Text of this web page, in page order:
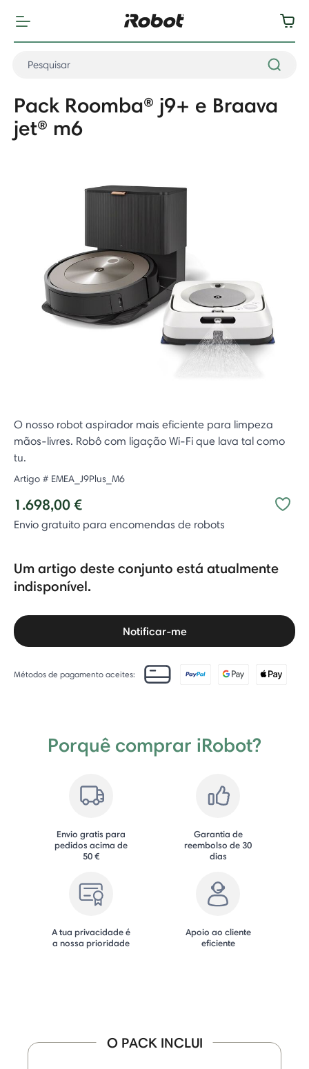
Pack Roomba® j9+ e Braava
jet® m6
O nosso robot aspirador mais eficiente para limpeza
mãos-livres. Robô com ligação Wi-Fi que lava tal como
tu.
Artigo # EMEA_J9Plus_M6
1.698,00 €
Envio gratuito para encomendas de robots
Um artigo deste conjunto está atualmente
indisponível.
Notificar-me
Métodos de pagamento aceites:
Porquê comprar iRobot?
Envio gratis para
pedidos acima de
50 €
Garantia de
reembolso de 30
dias
A tua privacidade é
a nossa prioridade
Apoio ao cliente
eficiente
O PACK INCLUI